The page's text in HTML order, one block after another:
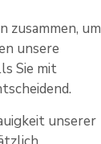
zusammen, um
unsere
Sie mit
unserer